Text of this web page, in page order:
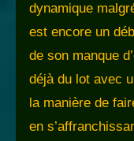
dynamique
est encore un
de son manque
déjà du lot avec
la manière de
en